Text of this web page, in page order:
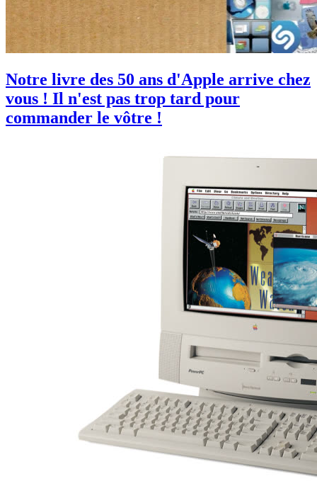
Notre livre des 50 ans d'Apple arrive chez
vous ! Il n'est pas trop tard pour
commander le vôtre !